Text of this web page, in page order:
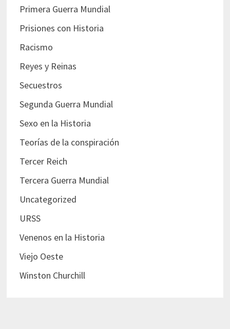
Primera Guerra Mundial
Prisiones con Historia
Racismo
Reyes y Reinas
Secuestros
Segunda Guerra Mundial
Sexo en la Historia
Teorías de la conspiración
Tercer Reich
Tercera Guerra Mundial
Uncategorized
URSS
Venenos en la Historia
Viejo Oeste
Winston Churchill